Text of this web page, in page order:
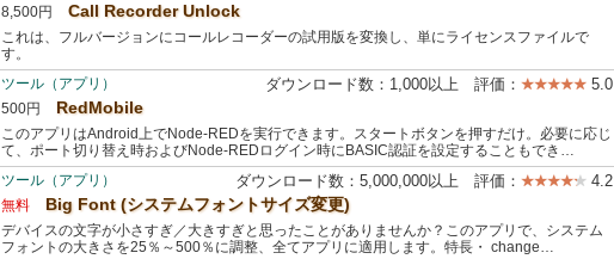
8,500円 Call Recorder Unlock
これは、フルバージョンにコールレコーダーの試用版を変換し、単にライセンスファイルで
す。
ツール（アプリ） ダウンロード数：1,000以上 評価： 5.0
500円 RedMobile
このアプリはAndroid上でNode-REDを実行できます。スタートボタンを押すだけ。必要に応じ
て、ポート切り替え時およびNode-REDログイン時にBASIC認証を設定することもでき…
ツール（アプリ） ダウンロード数：5,000,000以上 評価： 4.2
無料 Big Font (システムフォントサイズ変更)
デバイスの文字が小さすぎ／大きすぎと思ったことがありませんか？このアプリで、システム
フォントの大きさを25％～500％に調整、全てアプリに適用します。特長・ change…